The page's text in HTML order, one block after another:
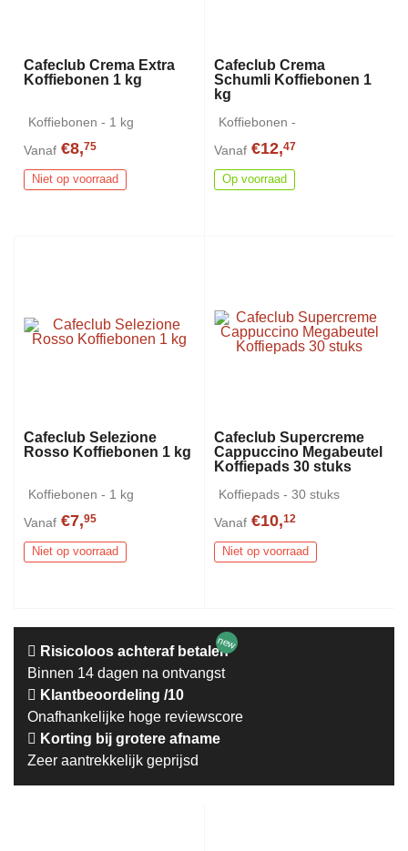
Cafeclub Crema Extra
Koffiebonen 1 kg
Koffiebonen - 1 kg
Vanaf €8,75
Niet op voorraad
Cafeclub Crema
Schumli Koffiebonen 1
kg
Koffiebonen -
Vanaf €12,47
Op voorraad
Cafeclub Selezione
Rosso Koffiebonen 1 kg
Koffiebonen - 1 kg
Vanaf €7,95
Niet op voorraad
Cafeclub Supercreme
Cappuccino Megabeutel
Koffiepads 30 stuks
Koffiepads - 30 stuks
Vanaf €10,12
Niet op voorraad
Risicoloos achteraf betalen
Binnen 14 dagen na ontvangst
new
Klantbeoordeling /10
Onafhankelijke hoge reviewscore
Korting bij grotere afname
Zeer aantrekkelijk geprijsd